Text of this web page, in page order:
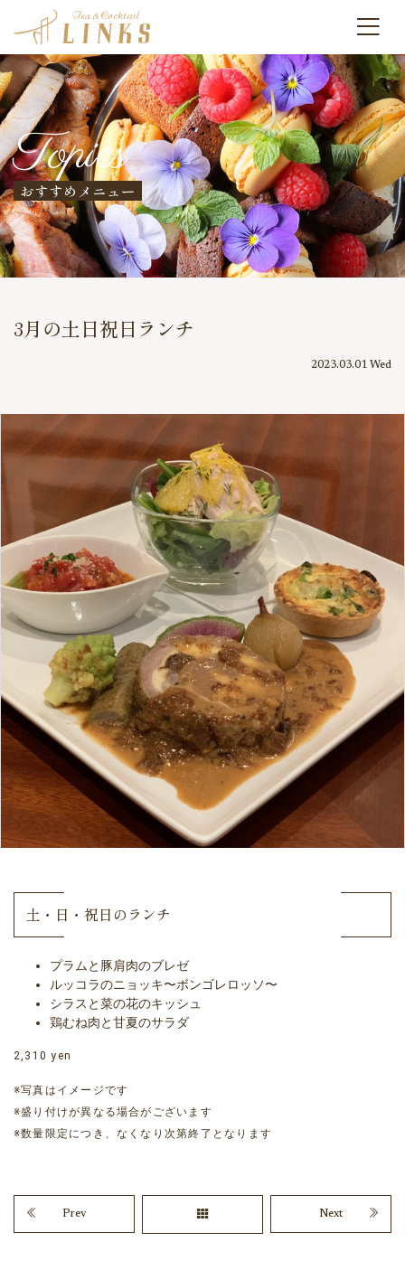
Topics
おすすめメニュー
3月の土日祝日ランチ
2023.03.01 Wed
土・日・祝日のランチ
プラムと豚肩肉のブレゼ
ルッコラのニョッキ〜ボンゴレロッソ〜
シラスと菜の花のキッシュ
鶏むね肉と甘夏のサラダ
2,310 yen
※写真はイメージです
※盛り付けが異なる場合がございます
※数量限定につき、なくなり次第終了となります
Prev Next